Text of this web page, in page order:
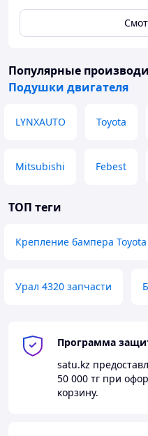
Популярные
Подушки двигателя
LYNXAUTO Toyota
Mitsubishi Febest
ТОП теги
Крепление бампера
Урал 4320 запчасти
Программа
satu.kz
50 000 тг при
корзину.